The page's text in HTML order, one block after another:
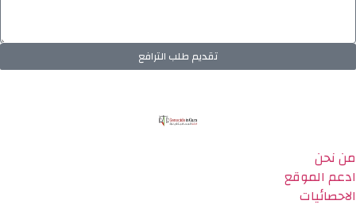
تقديم طلب الترافع
من نحن
ادعم الموقع
الاحصائيات